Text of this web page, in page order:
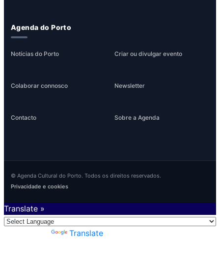
Agenda do Porto
Notícias do Porto Criar ou divulgar evento
Colaborar connosco Newsletter
Contacto Sobre a Agenda
© Agenda Cultural do Porto. Todos os direitos reservados.
Privacidade e cookies
Translate »
Translate